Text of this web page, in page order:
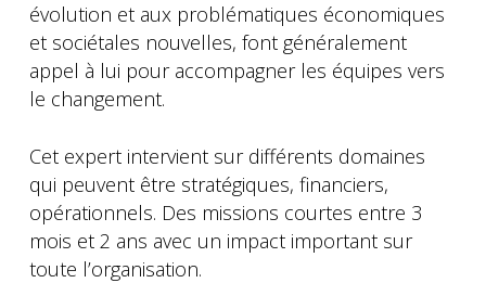
évolution et aux problématiques économiques
et sociétales nouvelles, font généralement
appel à lui pour accompagner les équipes vers
le changement.
Cet expert intervient sur différents domaines
qui peuvent être stratégiques, financiers,
opérationnels. Des missions courtes entre 3
mois et 2 ans avec un impact important sur
toute l’organisation.